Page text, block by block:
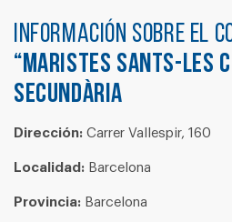
Información sobre el
“MARISTES SANTS-LES
SECUNDÀRIA
Dirección: Carrer Vallespir, 160
Localidad: Barcelona
Provincia: Barcelona